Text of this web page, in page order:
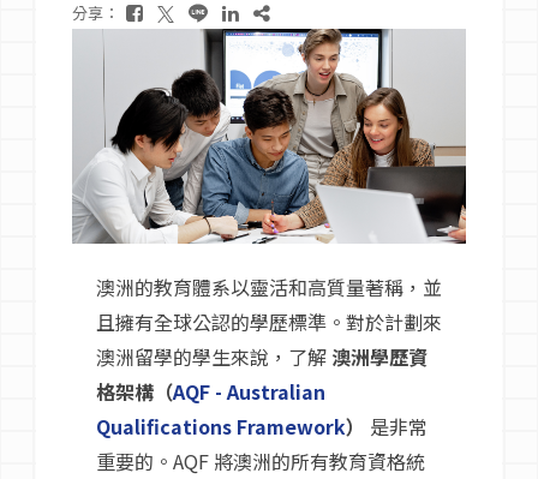
分享：
澳洲的教育體系以靈活和高質量著稱，並
且擁有全球公認的學歷標準。對於計劃來
澳洲留學的學生來說，了解 澳洲學歷資
格架構（AQF - Australian
Qualifications Framework）
是非常
重要的。AQF 將澳洲的所有教育資格統
大學碩士
技職學校
語言學校
澳洲簽證
澳洲留學
留學台灣